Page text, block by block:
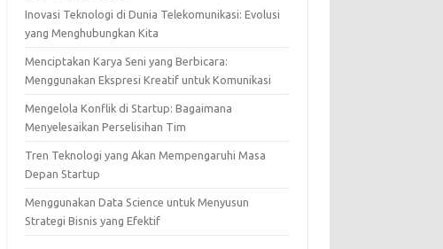
Inovasi Teknologi di Dunia Telekomunikasi: Evolusi
yang Menghubungkan Kita
Menciptakan Karya Seni yang Berbicara:
Menggunakan Ekspresi Kreatif untuk Komunikasi
Mengelola Konflik di Startup: Bagaimana
Menyelesaikan Perselisihan Tim
Tren Teknologi yang Akan Mempengaruhi Masa
Depan Startup
Menggunakan Data Science untuk Menyusun
Strategi Bisnis yang Efektif